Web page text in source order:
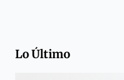
Lo Último